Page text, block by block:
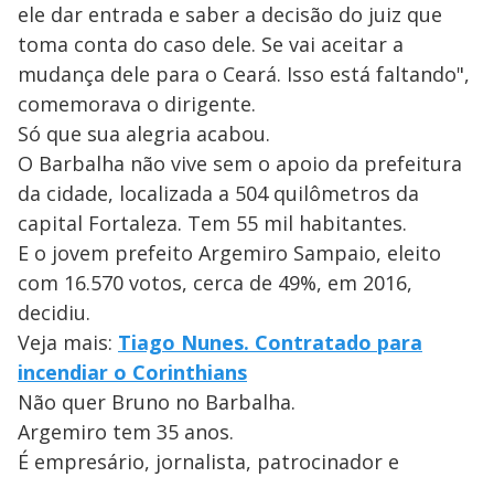
ele dar entrada e saber a decisão do juiz que
toma conta do caso dele. Se vai aceitar a
mudança dele para o Ceará. Isso está faltando",
comemorava o dirigente.
Só que sua alegria acabou.
O Barbalha não vive sem o apoio da prefeitura
da cidade, localizada a 504 quilômetros da
capital Fortaleza. Tem 55 mil habitantes.
E o jovem prefeito Argemiro Sampaio, eleito
com 16.570 votos, cerca de 49%, em 2016,
decidiu.
Veja mais: Tiago Nunes. Contratado para
incendiar o Corinthians
Não quer Bruno no Barbalha.
Argemiro tem 35 anos.
É empresário, jornalista, patrocinador e